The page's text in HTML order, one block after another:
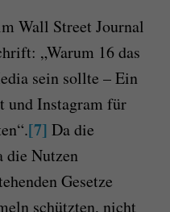
Wall Street Journal
„Warum 16 das
sein sollte – Ein
und Instagram für
[7] Da die
die Nutzen
Gesetze
schützten, nicht